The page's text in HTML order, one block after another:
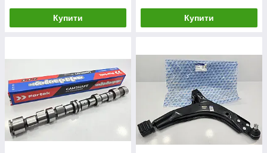
Купити Купити